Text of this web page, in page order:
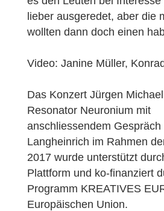
lieber ausgeredet, aber die
wollten dann doch einen
Video: Janine Müller,
Das Konzert Jürgen
Resonator Neuronium mit
anschliessendem Gespräch
Langheinrich im Rahmen
2017 wurde unterstützt
Plattform und ko-finanziert
Programm KREATIVES
Europäischen Union.